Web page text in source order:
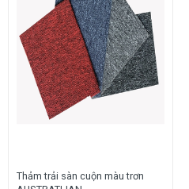
Thảm trải sàn cuộn màu trơn